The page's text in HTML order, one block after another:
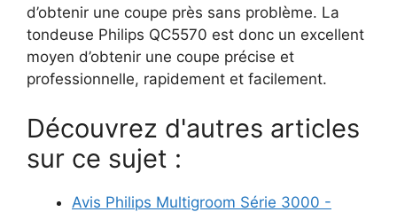
d’obtenir une coupe près sans problème. La
tondeuse Philips QC5570 est donc un excellent
moyen d’obtenir une coupe précise et
professionnelle, rapidement et facilement.
Découvrez d'autres articles
sur ce sujet :
Avis Philips Multigroom Série 3000 -